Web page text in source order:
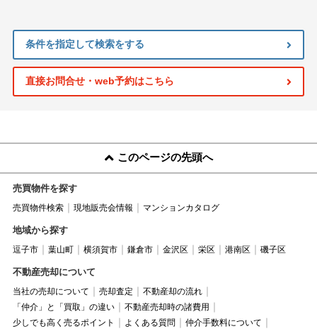
条件を指定して検索をする
直接お問合せ・web予約はこちら
このページの先頭へ
売買物件を探す
売買物件検索 現地販売会情報 マンションカタログ
地域から探す
逗子市 葉山町 横須賀市 鎌倉市 金沢区 栄区 港南区 磯子区
不動産売却について
当社の売却について 売却査定
不動産却の流れ
「仲介」と「買取」の違い
不動産売却時の諸費用
少しでも高く売るポイント
よくある質問
仲介手数料について